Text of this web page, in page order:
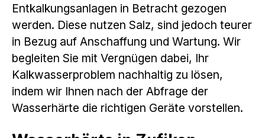
Entkalkungsanlagen in Betracht gezogen
werden. Diese nutzen Salz, sind jedoch teurer
in Bezug auf Anschaffung und Wartung. Wir
begleiten Sie mit Vergnügen dabei, Ihr
Kalkwasserproblem nachhaltig zu lösen,
indem wir Ihnen nach der Abfrage der
Wasserhärte die richtigen Geräte vorstellen.